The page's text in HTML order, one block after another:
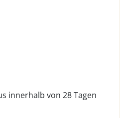
innerhalb von 28 Tagen